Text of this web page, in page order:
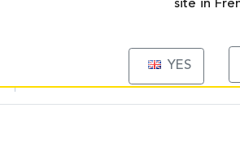
PRODUITS
site in
YES